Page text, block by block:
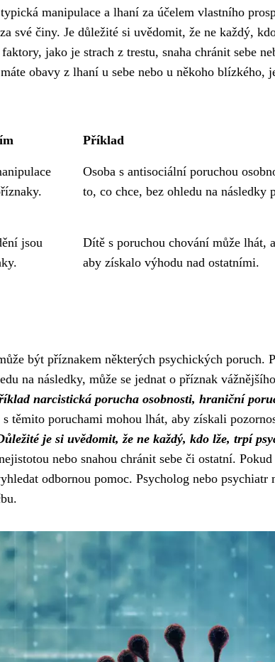
manipulace a lhaní za účelem vlastního
své činy. Je důležité si uvědomit, že ne každý,
jako je strach z trestu, snaha chránit sebe
obavy z lhaní u sebe nebo u někoho blízkého,
Příklad
Osoba s antisociální poruchou
to, co chce, bez ohledu na následky
jsou
Dítě s poruchou chování může lhát,
aby získalo výhodu nad ostatními.
být příznakem některých psychických poruch.
na následky, může se jednat o příznak
narcistická porucha osobnosti, hraniční
těmito poruchami mohou lhát, aby získali
je si uvědomit, že ne každý, kdo lže, trpí
nebo snahou chránit sebe či ostatní.
odbornou pomoc. Psycholog nebo